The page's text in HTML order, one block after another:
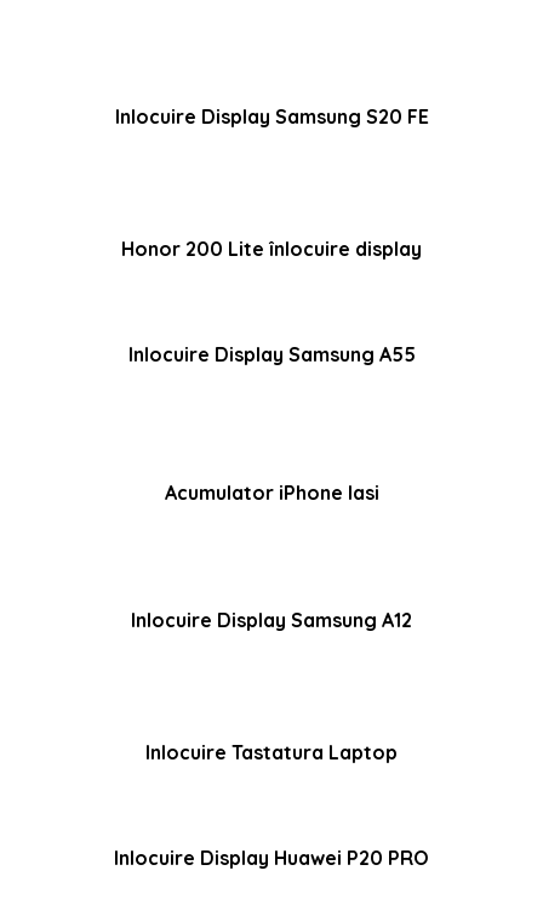
Inlocuire Display Samsung S20 FE
Honor 200 Lite înlocuire display
Inlocuire Display Samsung A55
Acumulator iPhone Iasi
Inlocuire Display Samsung A12
Inlocuire Tastatura Laptop
Inlocuire Display Huawei P20 PRO